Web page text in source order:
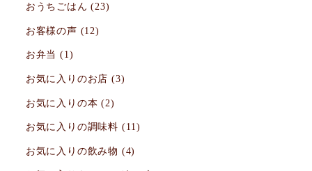
おうちごはん (23)
お客様の声 (12)
お弁当 (1)
お気に入りのお店 (3)
お気に入りの本 (2)
お気に入りの調味料 (11)
お気に入りの飲み物 (4)